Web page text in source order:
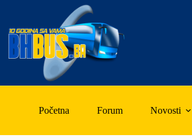
content
Početna Forum Novosti